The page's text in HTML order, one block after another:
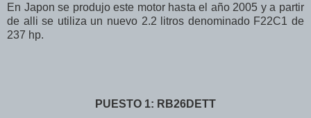
En Japon se produjo este motor hasta el año 2005 y a partir
de alli se utiliza un nuevo 2.2 litros denominado F22C1 de
237 hp.
PUESTO 1: RB26DETT